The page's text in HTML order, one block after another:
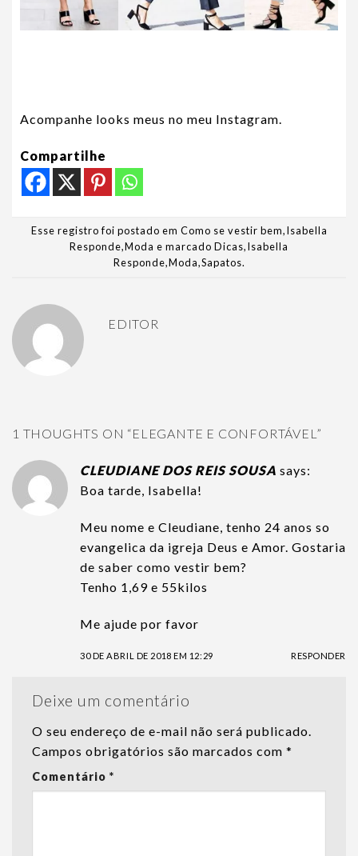
Acompanhe looks meus no meu Instagram.
Compartilhe
Esse registro foi postado em Como se vestir bem,Isabella
Responde,Moda e marcado Dicas,Isabella
Responde,Moda,Sapatos.
EDITOR
1 THOUGHTS ON “ELEGANTE E CONFORTÁVEL ”
CLEUDIANE DOS REIS SOUSA says:
Boa tarde, Isabella!
Meu nome e Cleudiane, tenho 24 anos so
evangelica da igreja Deus e Amor. Gostaria
de saber como vestir bem?
Tenho 1,69 e 55kilos
Me ajude por favor
30 DE ABRIL DE 2018 EM 12:29 RESPONDER
Deixe um comentário
O seu endereço de e-mail não será publicado.
Campos obrigatórios são marcados com *
Comentário *